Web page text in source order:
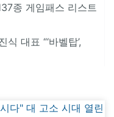
종 게임패스 리스트
대표 “‘바벨탑’,